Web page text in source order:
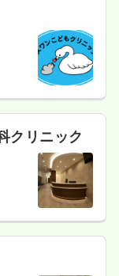
細を見る
一時募集休止
第二新卒可
クリニック